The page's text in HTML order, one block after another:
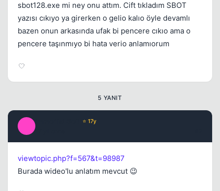
sbot128.exe mi ney onu attım. Cift tıkladım SBOT
yazısı cıkıyo ya girerken o gelio kalıo öyle devamlı
bazen onun arkasında ufak bi pencere cıkıo ama o
pencere taşınmıyo bi hata verio anlamıorum
5 YANIT
⭐ 17y
viewtopic.php?f=567&t=98987
Burada wideo'lu anlatım mevcut 😉